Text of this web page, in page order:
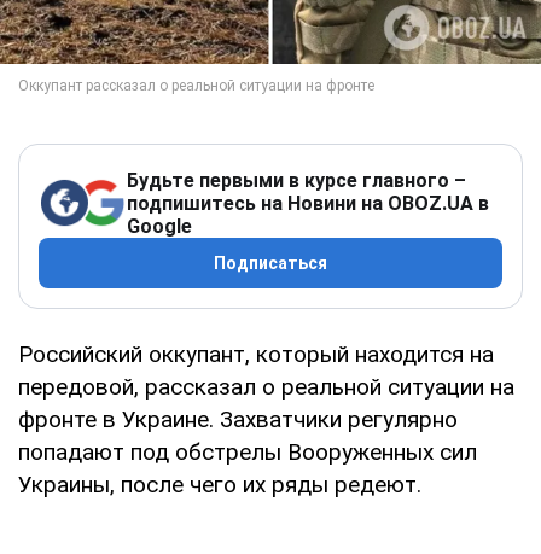
Будьте первыми в курсе главного –
подпишитесь на Новини на OBOZ.UA в
Google
Подписаться
Российский оккупант, который находится на
передовой, рассказал о реальной ситуации на
фронте в Украине. Захватчики регулярно
попадают под обстрелы Вооруженных сил
Украины, после чего их ряды редеют.